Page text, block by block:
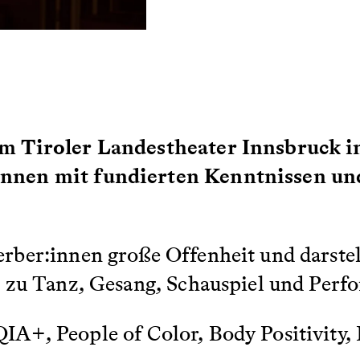
Tiroler Landestheater Innsbruck
mit fundierten Kenntnissen
große Offenheit und
Tanz, Gesang, Schauspiel und
People of Color, Body Positivity,